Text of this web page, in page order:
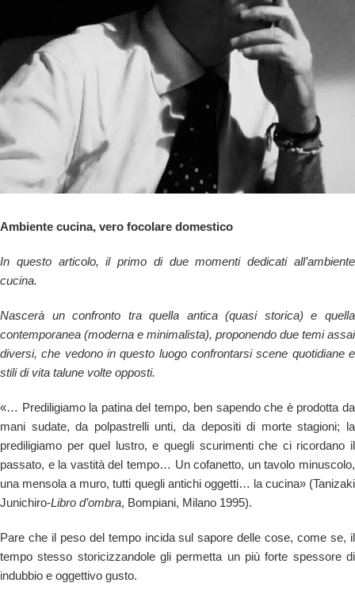
Ambiente cucina, vero focolare domestico
In questo articolo, il primo di due momenti dedicati all’ambiente
cucina.
Nascerà un confronto tra quella antica (quasi storica) e quella
contemporanea (moderna e minimalista), proponendo due temi assai
diversi, che vedono in questo luogo confrontarsi scene quotidiane e
stili di vita talune volte opposti.
«… Prediligiamo la patina del tempo, ben sapendo che è prodotta da
mani sudate, da polpastrelli unti, da depositi di morte stagioni; la
prediligiamo per quel lustro, e quegli scurimenti che ci ricordano il
passato, e la vastità del tempo… Un cofanetto, un tavolo minuscolo,
una mensola a muro, tutti quegli antichi oggetti… la cucina» (Tanizaki
Junichiro-Libro d’ombra, Bompiani, Milano 1995).
Pare che il peso del tempo incida sul sapore delle cose, come se, il
tempo stesso storicizzandole gli permetta un più forte spessore di
indubbio e oggettivo gusto.